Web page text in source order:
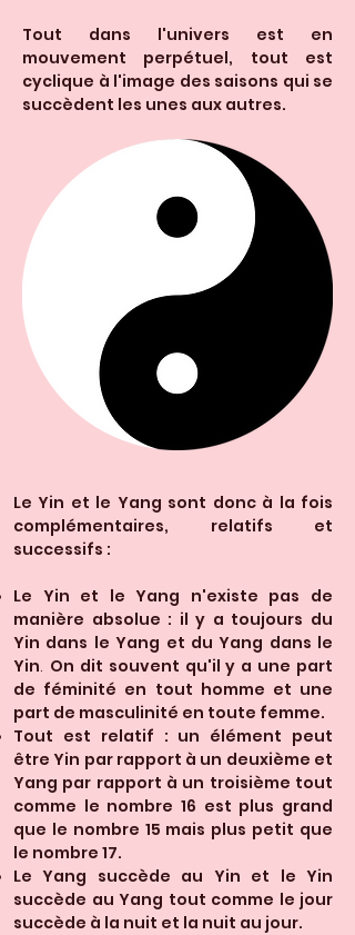
Tout dans l'univers est en
mouvement perpétuel, tout est
cyclique à l'image des saisons qui se
succèdent les unes aux autres.
Le Yin et le Yang sont donc à la fois
complémentaires, relatifs et
successifs :
Le Yin et le Yang n'existe pas de
manière absolue : il y a toujours du
Yin dans le Yang et du Yang dans le
Yin On dit souvent qu'il y a une part
de féminité en tout homme et une
part de masculinité en toute femme.
Tout est relatif : un élément peut
être Yin par rapport à un deuxième et
Yang par rapport à un troisième tout
comme le nombre 16 est plus grand
que le nombre 15 mais plus petit que
le nombre 17.
Le Yang succède au Yin et le Yin
succède au Yang tout comme le jour
succède à la nuit et la nuit au jour.